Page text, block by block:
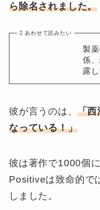
ら除名されました。
あわせて読みたい
製
係
露し
彼が言うのは、 「西
なっている！」
彼は著作で1000個
Positiveは致命的で
しました。